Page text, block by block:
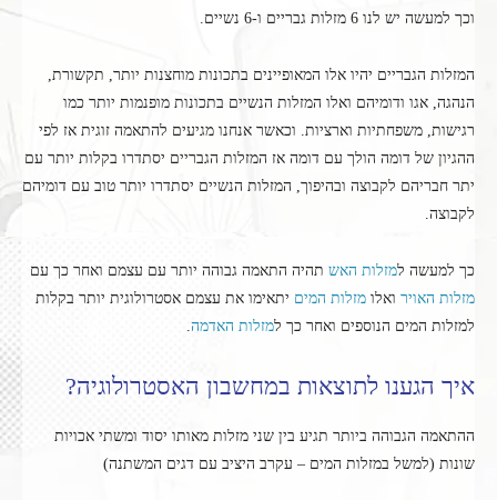
וכך למעשה יש לנו 6 מזלות גבריים ו-6 נשיים.
המזלות הגבריים יהיו אלו המאופיינים בתכונות מוחצנות יותר, תקשורת,
הנהגה, אגו ודומיהם ואלו המזלות הנשיים בתכונות מופנמות יותר כמו
רגישות, משפחתיות וארציות. וכאשר אנחנו מגיעים להתאמה זוגית אז לפי
ההגיון של דומה הולך עם דומה אז המזלות הגבריים יסתדרו בקלות יותר עם
יתר חבריהם לקבוצה ובהיפוך, המזלות הנשיים יסתדרו יותר טוב עם דומיהם
לקבוצה.
כך למעשה למזלות האש תהיה התאמה גבוהה יותר עם עצמם ואחר כך עם
מזלות האויר ואלו מזלות המים יתאימו את עצמם אסטרולוגית יותר בקלות
למזלות המים הנוספים ואחר כך למזלות האדמה
איך הגענו לתוצאות במחשבון האסטרולוגיה?
ההתאמה הגבוהה ביותר תגיע בין שני מזלות מאותו יסוד ומשתי אכויות
שונות (למשל במזלות המים – עקרב היציב עם דגים המשתנה)